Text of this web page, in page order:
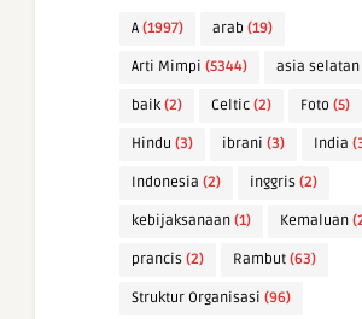
A (1997) arab (19)
Arti Mimpi (5344) asia selatan
baik (2) Celtic (2) Foto (5)
Hindu (3) ibrani (3) India
Indonesia (2) inggris (2)
kebijaksanaan (1) Kemaluan
prancis (2) Rambut (63)
Struktur Organisasi (96)